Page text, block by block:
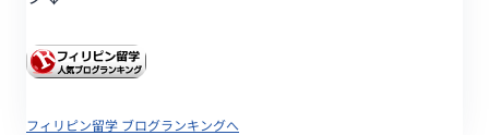
フィリピン留学 ブログランキングへ